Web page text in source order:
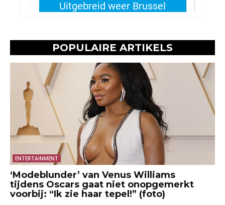
POPULAIRE ARTIKELS
ENTERTAINMENT
‘Modeblunder’ van Venus Williams
tijdens Oscars gaat niet onopgemerkt
voorbij: “Ik zie haar tepel!” (foto)